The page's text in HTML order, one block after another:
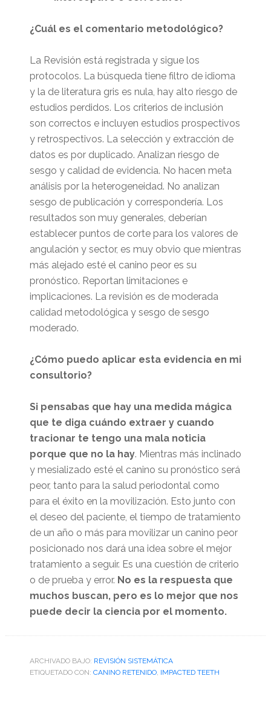
¿Cuál es el comentario metodológico?
La Revisión está registrada y sigue los
protocolos. La búsqueda tiene filtro de idioma
y la de literatura gris es nula, hay alto riesgo de
estudios perdidos. Los criterios de inclusión
son correctos e incluyen estudios prospectivos
y retrospectivos. La selección y extracción de
datos es por duplicado. Analizan riesgo de
sesgo y calidad de evidencia. No hacen meta
análisis por la heterogeneidad. No analizan
sesgo de publicación y correspondería. Los
resultados son muy generales, deberían
establecer puntos de corte para los valores de
angulación y sector, es muy obvio que mientras
más alejado esté el canino peor es su
pronóstico. Reportan limitaciones e
implicaciones. La revisión es de moderada
calidad metodológica y sesgo de sesgo
moderado.
¿Cómo puedo aplicar esta evidencia en mi
consultorio?
Si pensabas que hay una medida mágica
que te diga cuándo extraer y cuando
tracionar te tengo una mala noticia
porque que no la hay. Mientras más inclinado
y mesializado esté el canino su pronóstico será
peor, tanto para la salud periodontal como
para el éxito en la movilización. Esto junto con
el deseo del paciente, el tiempo de tratamiento
de un año o más para movilizar un canino peor
posicionado nos dará una idea sobre el mejor
tratamiento a seguir. Es una cuestión de criterio
o de prueba y error. No es la respuesta que
muchos buscan, pero es lo mejor que nos
puede decir la ciencia por el momento.
ARCHIVADO BAJO: REVISIÓN SISTEMÁTICA
ETIQUETADO CON: CANINO RETENIDO, IMPACTED TEETH